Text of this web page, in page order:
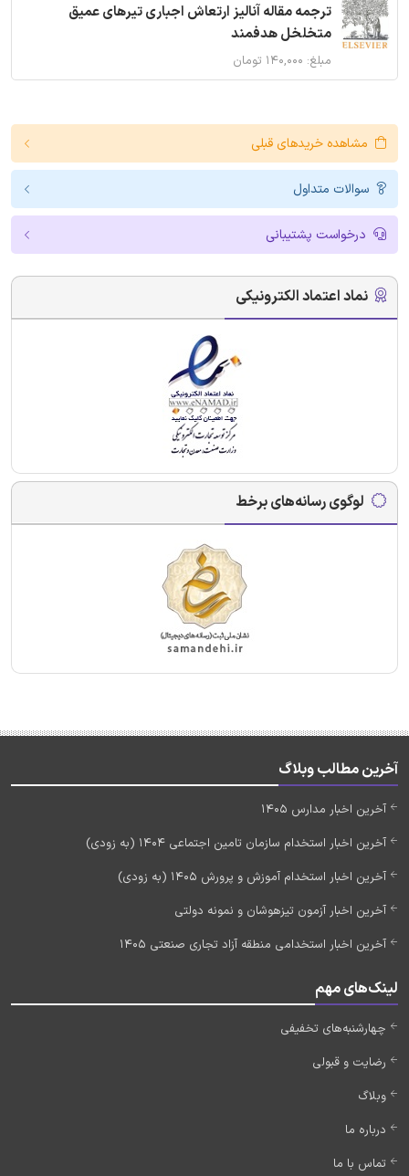
ترجمه مقاله آنالیز ارتعاش اجباری تیرهای عمیق
متخلخل هدفمند
مبلغ: ۱۴۰,۰۰۰ تومان
مشاهده خریدهای قبلی
سوالات متداول
درخواست پشتیبانی
نماد اعتماد الکترونیکی
لوگوی رسانه‌های برخط
آخرین مطالب وبلاگ
آخرین اخبار مدارس 1405
آخرین اخبار استخدام سازمان تامین اجتماعی 1404 (به زودی)
آخرین اخبار استخدام آموزش و پرورش 1405 (به زودی)
آخرین اخبار آزمون تیزهوشان و نمونه دولتی
آخرین اخبار استخدامی منطقه آزاد تجاری صنعتی 1405
لینک‌های مهم
چهارشنبه‌های تخفیفی
رضایت و قبولی
وبلاگ
درباره ما
تماس با ما